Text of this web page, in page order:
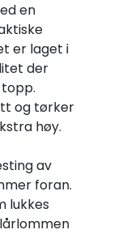
en
er laget i
der
og tørker
høy.
av
foran.
lukkes